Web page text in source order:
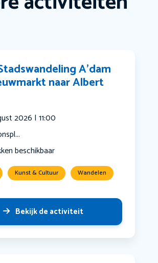
A’dam
naar Albert
2026 | 11:00
beschikbaar
Kunst & Cultuur Wandelen
Bekijk de activiteit